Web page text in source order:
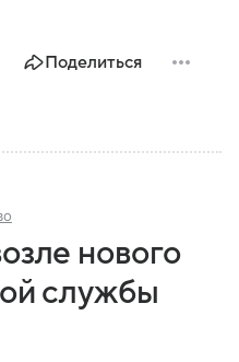
Поделиться
нового
службы